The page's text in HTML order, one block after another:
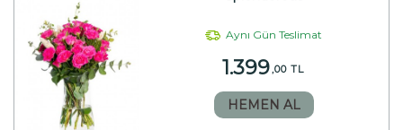
Aynı Gün Teslimat
1.399 ,00 TL
HEMEN AL